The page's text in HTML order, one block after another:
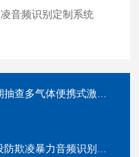
气体便携式激光检测仪
暴力音频识别预警设备